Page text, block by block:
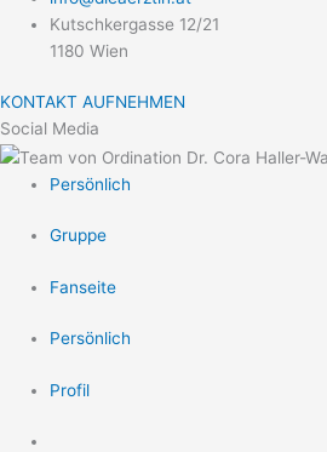
Kutschkergasse 12/21
1180 Wien
KONTAKT AUFNEHMEN
Social Media
Persönlich
Gruppe
Fanseite
Persönlich
Profil